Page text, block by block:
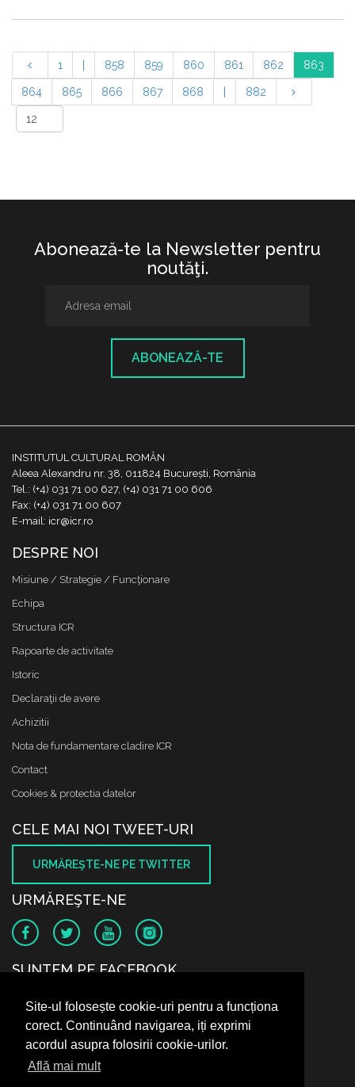
Site-ul folosește cookie-uri pentru a funcționa
corect. Continuând navigarea, iți exprimi
acordul asupra folosirii cookie-urilor.
Află mai mult
1 858 859 860 861 862 863
864 865 866 867 868 882
Abonează-te la Newsletter pentru
noutăţi.
ABONEAZĂ-TE
INSTITUTUL CULTURAL ROMÂN
Aleea Alexandru nr. 38, 011824 București, România
Tel.: (+4) 031 71 00 627, (+4) 031 71 00 606
Fax: (+4) 031 71 00 607
E-mail: icr@icr.ro
DESPRE NOI
Misiune / Strategie / Funcţionare
Echipa
Structura ICR
Rapoarte de activitate
Istoric
Declaraţii de avere
Achizitii
Nota de fundamentare cladire ICR
Contact
Cookies & protectia datelor
CELE MAI NOI TWEET-URI
URMĂREŞTE-NE PE TWITTER
URMĂREŞTE-NE
SUNTEM PE FACEBOOK